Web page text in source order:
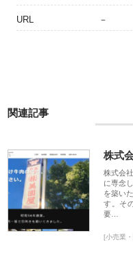
URL －
関連記事
株式
株式会
に専念
を築い
す。そ
要…
[小売業